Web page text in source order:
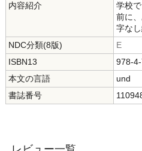
内容紹介
学校
前に
字なし
NDC分類(8版)
E
ISBN13
978-
本文の言語
und
書誌番号